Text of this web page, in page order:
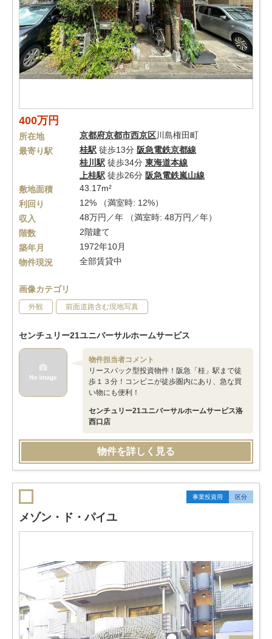
400万円
所在地 京都府京都市西京区川島権田町
最寄り駅
桂駅 徒歩13分 阪急電鉄京都線
桂川駅 徒歩34分 東海道本線
上桂駅 徒歩26分 阪急電鉄嵐山線
敷地面積
43.17m²
利回り
12% （満室時: 12%）
収入
48万円／年 （満室時: 48万円／年）
階数
2階建て
築年月
1972年10月
物件現況
全部賃貸中
画像カテゴリ
外観 前面道路含む現地写真
センチュリー21ユニバーサルホームサービス
物件担当者コメント
リースバック型投資物件！阪急「桂」駅まで徒
歩１３分！コンビニが徒歩圏内にあり、急な買
い物にも便利！
センチュリー21ユニバーサルホームサービス洛
西口店
物件を詳しく見る
事業投資用 区分
メゾン・ド・パイユ